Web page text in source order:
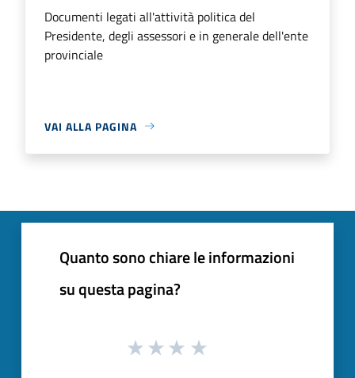
Documenti legati all'attività politica del
Presidente, degli assessori e in generale dell'ente
provinciale
VAI ALLA PAGINA
Quanto sono chiare le informazioni
su questa pagina?